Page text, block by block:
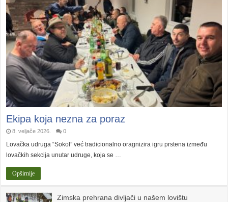
Ekipa koja nezna za poraz
8. veljače 2026. 0
Lovačka udruga “Sokol” već tradicionalno oragnizira igru prstena između
lovačkih sekcija unutar udruge, koja se …
Opširnije
Zimska prehrana divljači u našem lovištu